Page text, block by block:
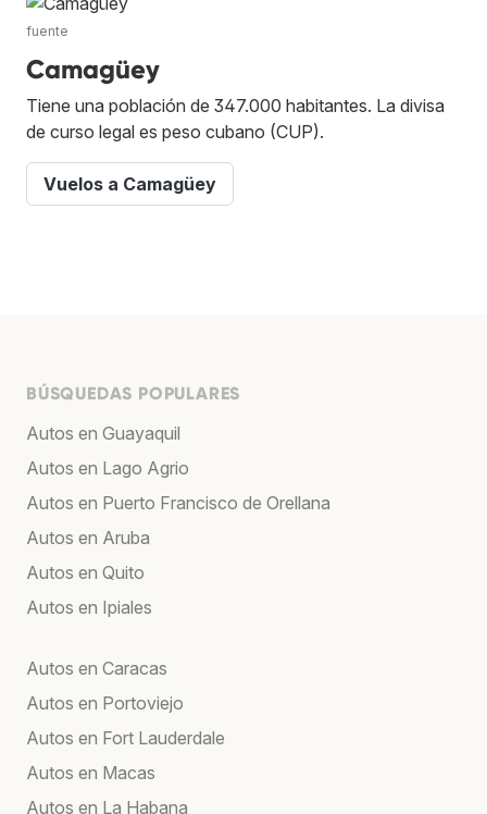
fuente
Camagüey
Tiene una población de 347.000 habitantes. La divisa
de curso legal es peso cubano (CUP).
Vuelos a Camagüey
BÚSQUEDAS POPULARES
Autos en Guayaquil
Autos en Lago Agrio
Autos en Puerto Francisco de Orellana
Autos en Aruba
Autos en Quito
Autos en Ipiales
Autos en Caracas
Autos en Portoviejo
Autos en Fort Lauderdale
Autos en Macas
Autos en La Habana